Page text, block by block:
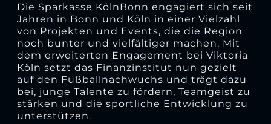
Die Sparkasse KölnBonn engagiert sich seit
Jahren in Bonn und Köln in einer Vielzahl
von Projekten und Events, die die Region
noch bunter und vielfältiger machen. Mit
dem erweiterten Engagement bei Viktoria
Köln setzt das Finanzinstitut nun gezielt
auf den Fußballnachwuchs und trägt dazu
bei, junge Talente zu fördern, Teamgeist zu
stärken und die sportliche Entwicklung zu
unterstützen.